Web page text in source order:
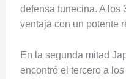
defensa tunecina. A los
ventaja con un potente
En la segunda mitad
encontró el tercero a